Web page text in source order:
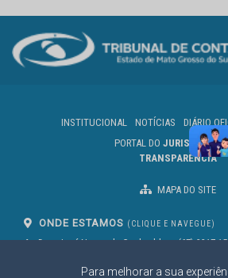
Para melhorar a sua
INSTITUCIONAL NOTÍCIAS DIÁRIO
PORTAL DO
TRANSPARÊNCIA
MAPA DO SITE
ONDE ESTAMOS (CLIQUE E NAVEGUE)
Av. Des. José Nunes da Cunha, bloco
Campo Grande/MS
(67) 3317-